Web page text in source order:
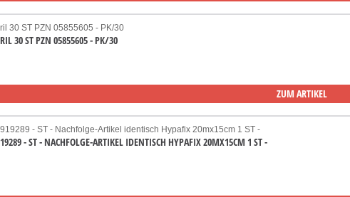
30 ST PZN 05855605 - PK/30
ZUM ARTIKEL
- ST - NACHFOLGE-ARTIKEL IDENTISCH HYPAFIX 20MX15CM 1 ST -